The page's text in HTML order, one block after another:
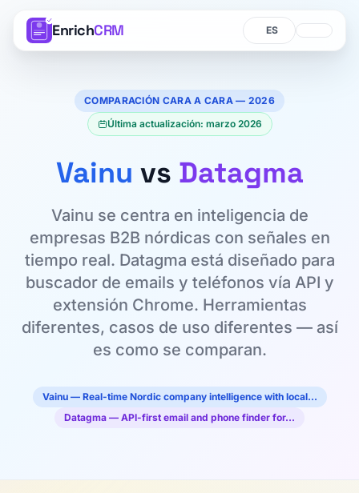
EnrichCRM Idioma
Idioma
COMPARACIÓN CARA A CARA — 2026
Última actualización: marzo 2026
Vainu vs Datagma
Vainu se centra en inteligencia de
empresas B2B nórdicas con señales en
tiempo real. Datagma está diseñado para
buscador de emails y teléfonos vía API y
extensión Chrome. Herramientas
diferentes, casos de uso diferentes — así
es como se comparan.
Vainu — Real-time Nordic company intelligence with local…
Datagma — API-first email and phone finder for…